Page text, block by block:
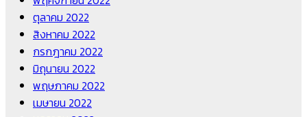
ตุลาคม 2022
สิงหาคม 2022
กรกฎาคม 2022
มิถุนายน 2022
พฤษภาคม 2022
เมษายน 2022